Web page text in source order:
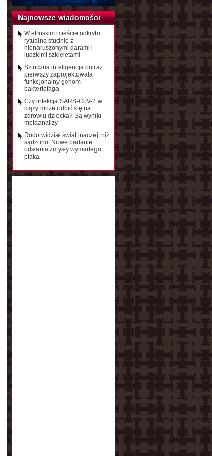
Najnowsze wiadomości
W etruskim mieście odkryto
rytualną studnię z
nienaruszonymi darami i
ludzkimi szkieletami
Sztuczna inteligencja po raz
pierwszy zaprojektowała
funkcjonalny genom
bakteriofaga
Czy infekcja SARS-CoV-2 w
ciąży może odbić się na
zdrowiu dziecka? Są wyniki
metaanalizy
Dodo widział świat inaczej, niż
sądzono. Nowe badanie
odsłania zmysły wymarłego
ptaka